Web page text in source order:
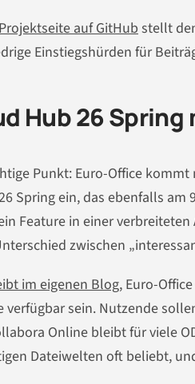
auf GitHubstellt
Einstiegshürden für
Hub 26
Punkt: Euro-Office
Spring ein, das ebenfalls
Feature in einer
zwischen
im eigenen Blog, Euro-
verfügbar sein. Nutzende
Online bleibt für viele
Dateiwelten oft beliebt,